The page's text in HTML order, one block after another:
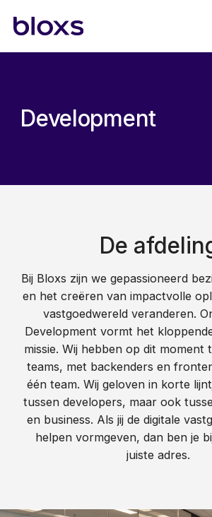
Development
De
Bij Bloxs zijn we gepassioneerd
en het creëren van impactvolle
vastgoedwereld veranderen.
Development vormt het
missie. Wij hebben op dit moment
teams, met backenders en
één team. Wij geloven in korte
tussen developers, maar ook
en business. Als jij de digitale
helpen vormgeven, dan ben je
juiste adres.